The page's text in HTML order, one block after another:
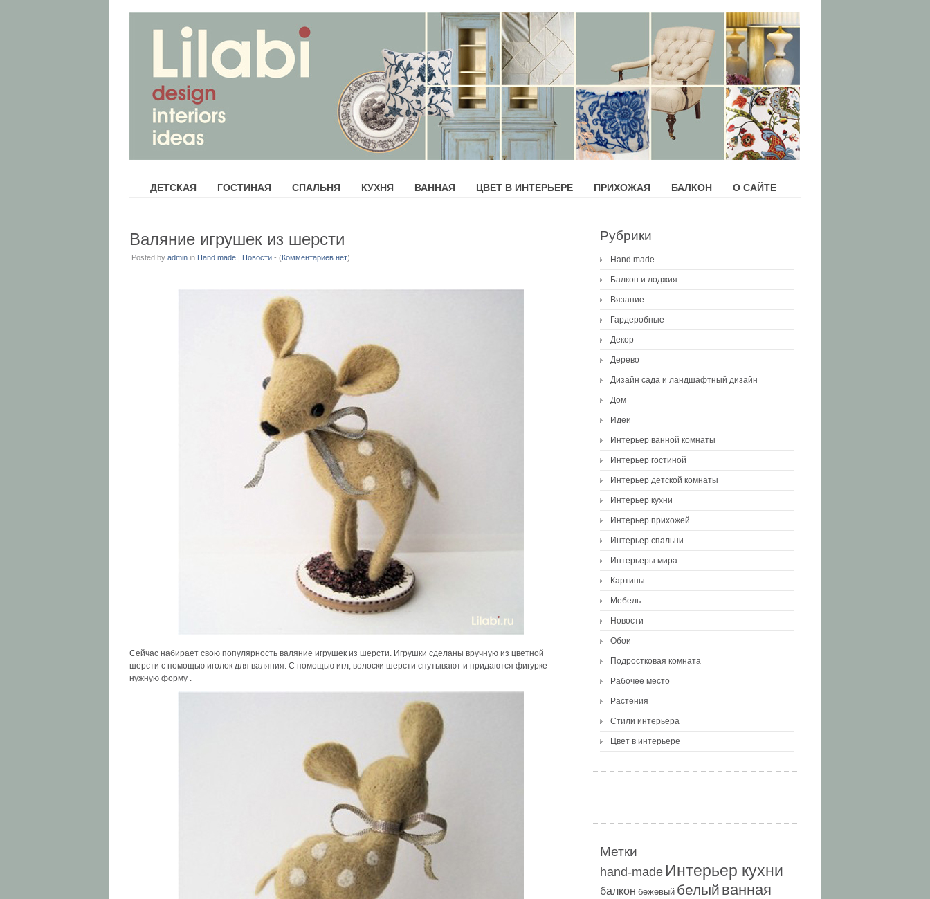
ДЕТСКАЯ ГОСТИНАЯ СПАЛЬНЯ КУХНЯ ВАННАЯ ЦВЕТ В ИНТЕРЬЕРЕ ПРИХОЖАЯ БАЛКОН О САЙТЕ
Валяние игрушек из шерсти
Posted by admin in Hand made | Новости - (Комментариев нет)
Сейчас набирает свою популярность валяние игрушек из шерсти. Игрушки сделаны вручную из цветной
шерсти с помощью иголок для валяния. С помощью игл, волоски шерсти спутывают и придаются фигурке
нужную форму .
Рубрики
Hand made
Балкон и лоджия
Вязание
Гардеробные
Декор
Дерево
Дизайн сада и ландшафтный дизайн
Дом
Идеи
Интерьер ванной комнаты
Интерьер гостиной
Интерьер детской комнаты
Интерьер кухни
Интерьер прихожей
Интерьер спальни
Интерьеры мира
Картины
Мебель
Новости
Обои
Подростковая комната
Рабочее место
Растения
Стили интерьера
Цвет в интерьере
Метки
hand-made Интерьер кухни
балкон бежевый белый ванная